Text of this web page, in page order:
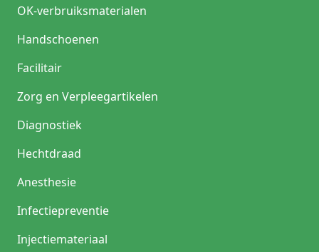
OK-verbruiksmaterialen
Handschoenen
Facilitair
Zorg en Verpleegartikelen
Diagnostiek
Hechtdraad
Anesthesie
Infectiepreventie
Injectiemateriaal